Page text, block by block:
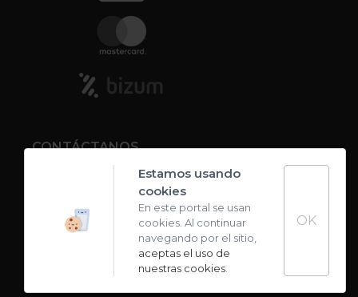
CONTÁCTANOS
Carta de sabores
Estamos usando
cookies
En este portal se usan
cookies. Al continuar
navegando por el sitio,
aceptas el uso de
nuestras cookies.
OK